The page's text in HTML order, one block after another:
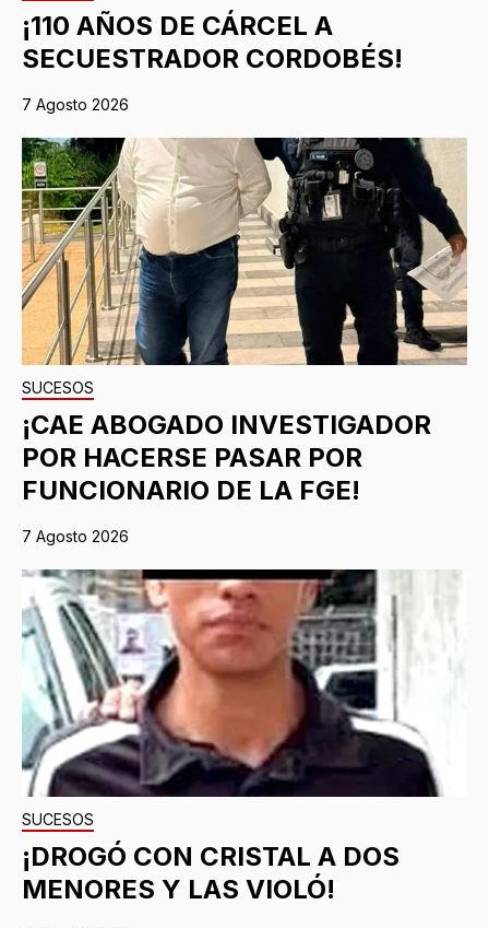
¡110 AÑOS DE CÁRCEL A
SECUESTRADOR CORDOBÉS!
7 Agosto 2026
SUCESOS
¡CAE ABOGADO INVESTIGADOR
POR HACERSE PASAR POR
FUNCIONARIO DE LA FGE!
7 Agosto 2026
SUCESOS
¡DROGÓ CON CRISTAL A DOS
MENORES Y LAS VIOLÓ!